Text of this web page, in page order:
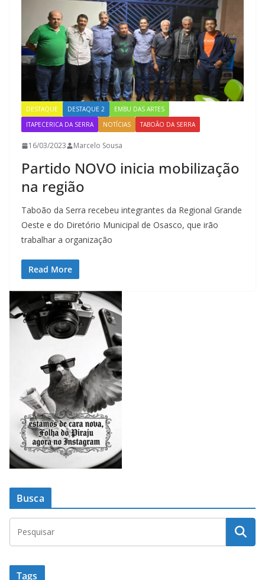
DESTAQUE DESTAQUE 2
EMBU DAS ARTES
ITAPECERICA DA SERRA
NOTÍCIAS TABOÃO DA SERRA
16/03/2023 Marcelo Sousa
Partido NOVO inicia mobilização
na região
Taboão da Serra recebeu integrantes da Regional Grande
Oeste e do Diretório Municipal de Osasco, que irão
trabalhar a organização
Read More
Busca
Tags